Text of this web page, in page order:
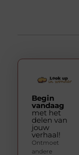
Begin
vandaag
met het
delen van
jouw
verhaal!
Ontmoet
andere